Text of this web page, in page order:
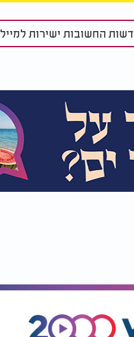
החשובות ישירות למייל